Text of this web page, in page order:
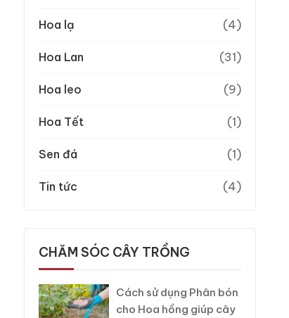
Hoa lạ (4)
Hoa Lan (31)
Hoa leo (9)
Hoa Tết (1)
Sen đá (1)
Tin tức (4)
CHĂM SÓC CÂY TRỒNG
Cách sử dụng Phân bón
cho Hoa hồng giúp cây